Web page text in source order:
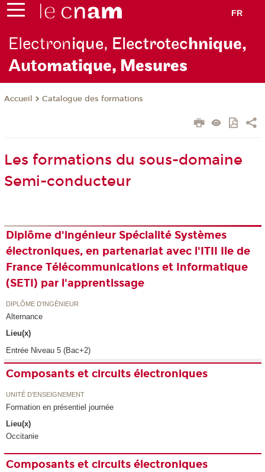
FR
Electronique, Electrotechnique,
Automatique, Mesures
Accueil Catalogue des formations
Les formations du sous-domaine
Semi-conducteur
Diplôme d'ingénieur Spécialité Systèmes
électroniques, en partenariat avec l'ITII Ile de
France Télécommunications et Informatique
(SETI) par l'apprentissage
DIPLÔME D'INGÉNIEUR
Alternance
Lieu(x)
Entrée Niveau 5 (Bac+2)
Composants et circuits électroniques
UNITÉ D’ENSEIGNEMENT
Formation en présentiel journée
Lieu(x)
Occitanie
Composants et circuits électroniques